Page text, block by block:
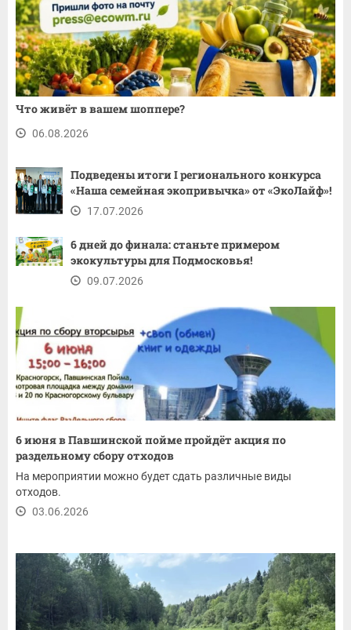
Что живёт в вашем шоппере?
06.08.2026
Подведены итоги I регионального конкурса
«Наша семейная экопривычка» от «ЭкоЛайф»!
17.07.2026
6 дней до финала: станьте примером
экокультуры для Подмосковья!
09.07.2026
6 июня в Павшинской пойме пройдёт акция по
раздельному сбору отходов
На мероприятии можно будет сдать различные виды
отходов.
03.06.2026